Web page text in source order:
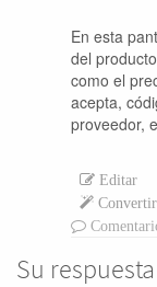
En esta
del
como el
acepta,
proveedor,
Editar
Su respuesta